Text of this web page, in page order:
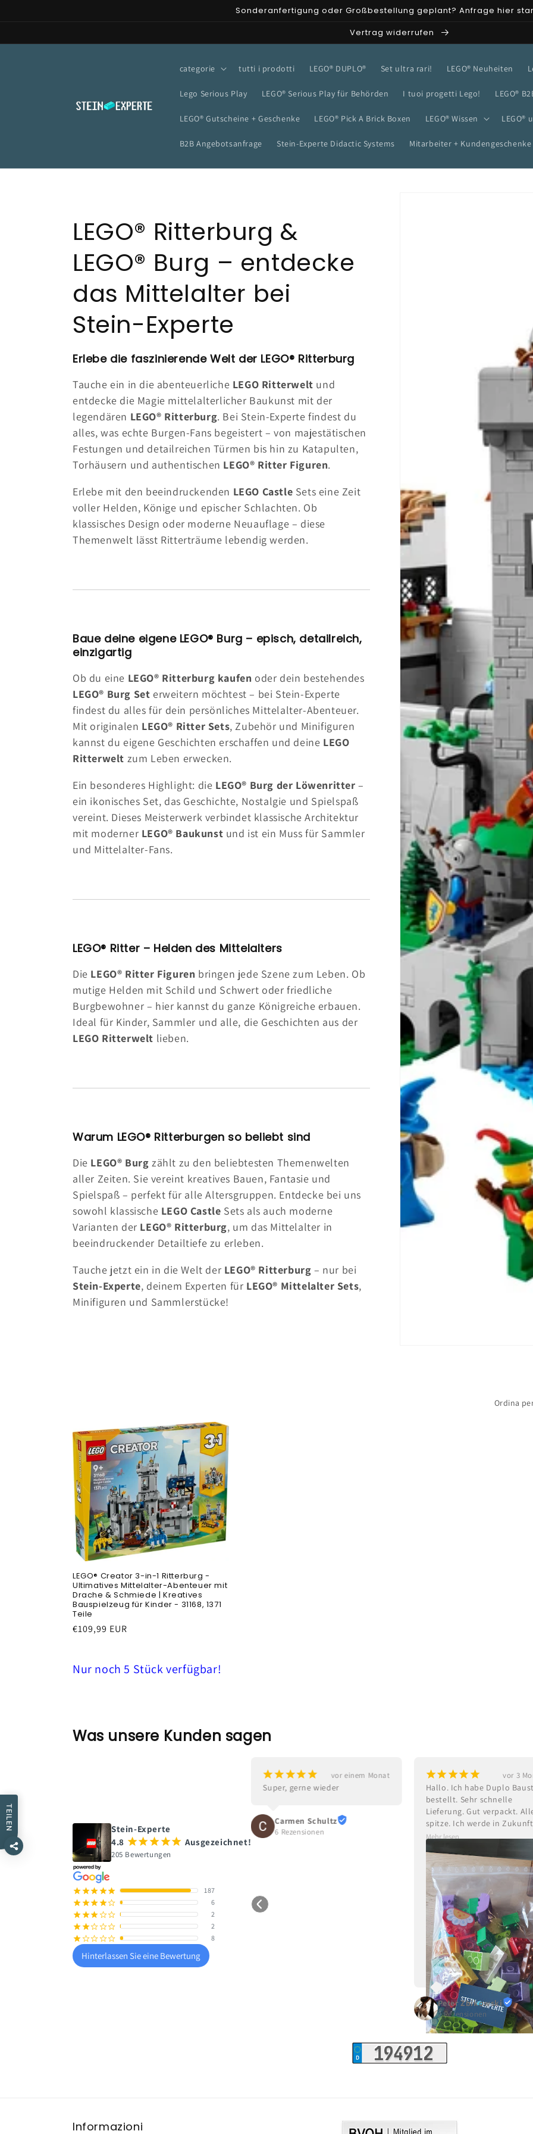
Sonderanfertigung oder Großbestellung geplant? Anfrage hier
Vertrag widerrufen
categorie tutti i prodotti LEGO® DUPLO® Set ultra rari! LEGO® Neuheiten
Lego Serious Play LEGO® Serious Play für Behörden I tuoi progetti Lego! LEGO®
LEGO® Gutscheine + Geschenke LEGO® Pick A Brick Boxen LEGO® Wissen LEGO®
B2B Angebotsanfrage Stein-Experte Didactic Systems Mitarbeiter + Kundengeschenke
C
o
l
l
e
z
i
o
n
e
:
LEGO® Ritterburg &
LEGO® Burg – entdecke
das Mittelalter bei
Stein-Experte
Erlebe die faszinierende Welt der LEGO® Ritterburg
Tauche ein in die abenteuerliche LEGO Ritterwelt und
entdecke die Magie mittelalterlicher Baukunst mit der
legendären LEGO® Ritterburg. Bei Stein-Experte findest du
alles, was echte Burgen-Fans begeistert – von majestätischen
Festungen und detailreichen Türmen bis hin zu Katapulten,
Torhäusern und authentischen LEGO® Ritter Figuren.
Erlebe mit den beeindruckenden LEGO Castle Sets eine Zeit
voller Helden, Könige und epischer Schlachten. Ob
klassisches Design oder moderne Neuauflage – diese
Themenwelt lässt Ritterträume lebendig werden.
Baue deine eigene LEGO® Burg – episch, detailreich,
einzigartig
Ob du eine LEGO® Ritterburg kaufen oder dein bestehendes
LEGO® Burg Set erweitern möchtest – bei Stein-Experte
findest du alles für dein persönliches Mittelalter-Abenteuer.
Mit originalen LEGO® Ritter Sets, Zubehör und Minifiguren
kannst du eigene Geschichten erschaffen und deine LEGO
Ritterwelt zum Leben erwecken.
Ein besonderes Highlight: die LEGO® Burg der Löwenritter –
ein ikonisches Set, das Geschichte, Nostalgie und Spielspaß
vereint. Dieses Meisterwerk verbindet klassische Architektur
mit moderner LEGO® Baukunst und ist ein Muss für Sammler
und Mittelalter-Fans.
LEGO® Ritter – Helden des Mittelalters
Die LEGO® Ritter Figuren bringen jede Szene zum Leben. Ob
mutige Helden mit Schild und Schwert oder friedliche
Burgbewohner – hier kannst du ganze Königreiche erbauen.
Ideal für Kinder, Sammler und alle, die Geschichten aus der
LEGO Ritterwelt lieben.
Warum LEGO® Ritterburgen so beliebt sind
Die LEGO® Burg zählt zu den beliebtesten Themenwelten
aller Zeiten. Sie vereint kreatives Bauen, Fantasie und
Spielspaß – perfekt für alle Altersgruppen. Entdecke bei uns
sowohl klassische LEGO Castle Sets als auch moderne
Varianten der LEGO® Ritterburg, um das Mittelalter in
beeindruckender Detailtiefe zu erleben.
Tauche jetzt ein in die Welt der LEGO® Ritterburg – nur bei
Stein-Experte, deinem Experten für LEGO® Mittelalter Sets,
Minifiguren und Sammlerstücke!
Ordina
LEGO® Creator 3-in-1 Ritterburg -
Ultimatives Mittelalter-Abenteuer mit
Drache & Schmiede | Kreatives
Bauspielzeug für Kinder - 31168, 1371
Teile
Prezzo
€109,99 EUR
Nur noch 5 Stück verfügbar!
Was unsere Kunden sagen
Stein-Experte
4.8 ¡¡¡¡¡ Ausgezeichnet!
205 Bewertungen
¡¡¡¡¡ 187
¡¡¡¡¢ 6
¡¡¡¢¢ 2
¡¡¢¢¢ 2
¡¢¢¢¢ 8
Hinterlassen Sie eine Bewertung
¡¡¡¡¡ vor einem Monat
Super, gerne wieder
Carmen Schultz
6 Rezensionen
¡¡¡¡¡ vor 3
Hallo. Ich habe Duplo
bestellt. Sehr schnelle
Lieferung. Gut verpackt.
spitze. Ich werde in Zukunft
weiter dort bestellen. Kann
Mehr lesen
Peter Zbikowski
2 Rezensionen
Informazioni
TEILEN